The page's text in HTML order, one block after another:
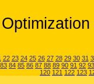
22 23 24 25 26 27 28 29 30 31
83 84 85 86 87 88 89 90 91 92 93
120 121 122 123